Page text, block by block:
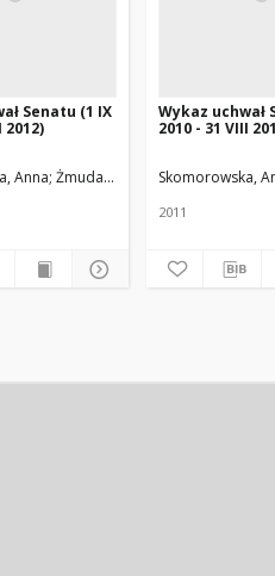
Senatu (1 IX
2012)
Anna Żmuda, Ryszard. Red. nacz.
Wykaz uchwał
2010 - 31 VIII
Skomorowska,
2011